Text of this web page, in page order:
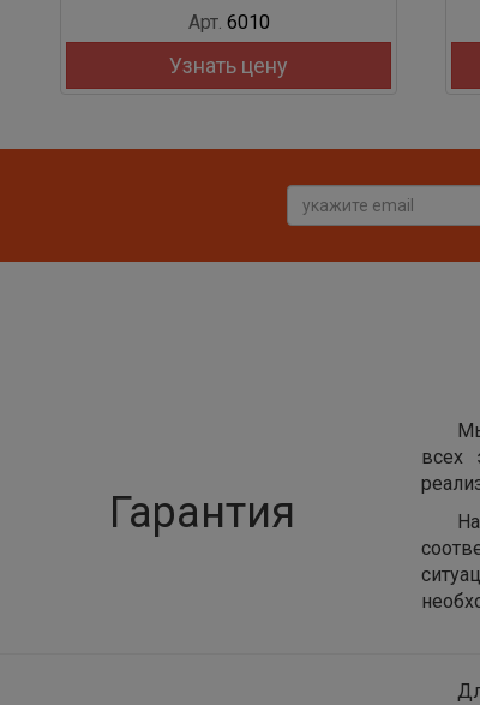
Арт. 6010
Узнать цену
Гарантия
всех